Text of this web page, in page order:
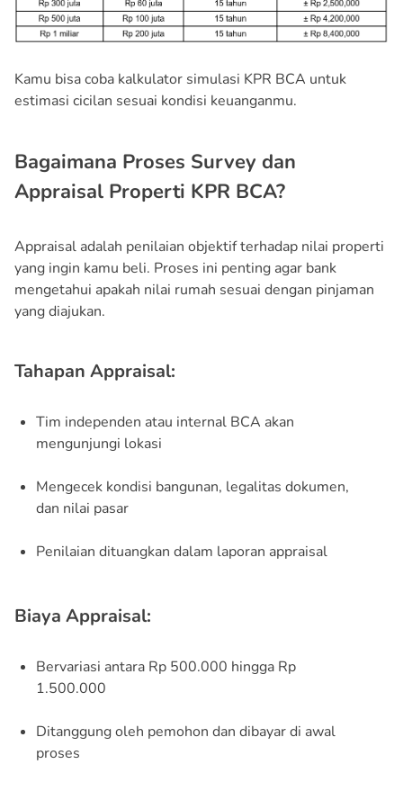
Kamu bisa coba kalkulator simulasi KPR BCA untuk
estimasi cicilan sesuai kondisi keuanganmu.
Bagaimana Proses Survey dan
Appraisal Properti KPR BCA?
Appraisal adalah penilaian objektif terhadap nilai properti
yang ingin kamu beli. Proses ini penting agar bank
mengetahui apakah nilai rumah sesuai dengan pinjaman
yang diajukan.
Tahapan Appraisal:
Tim independen atau internal BCA akan
mengunjungi lokasi
Mengecek kondisi bangunan, legalitas dokumen,
dan nilai pasar
Penilaian dituangkan dalam laporan appraisal
Biaya Appraisal:
Bervariasi antara Rp 500.000 hingga Rp
1.500.000
Ditanggung oleh pemohon dan dibayar di awal
proses